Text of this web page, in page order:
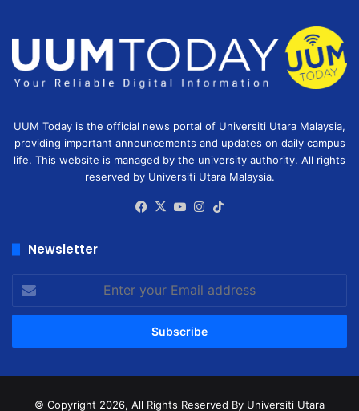
UUM Today is the official news portal of Universiti Utara Malaysia,
providing important announcements and updates on daily campus
life. This website is managed by the university authority. All rights
reserved by Universiti Utara Malaysia.
Facebook
X YouTubeInstagram
Newsletter
your
Email
© Copyright 2026, All Rights Reserved By Universiti Utara